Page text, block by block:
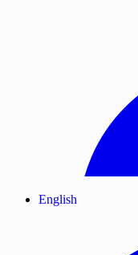
English